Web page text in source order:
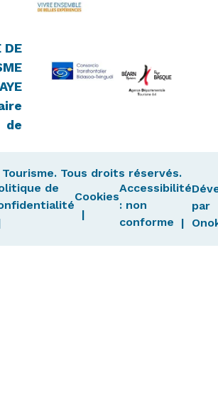
DE
de
Tous droits réservés.
de
Cookies
Accessibilité
: non
conforme
par